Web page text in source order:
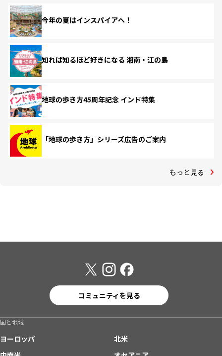
今年の夏はインスパイアへ！
知れば知るほど好きになる 湘南・江の島
地球の歩き方45周年記念 インド特集
「地球の歩き方」シリーズ広告のご案内
もっと見る
コミュニティを見る
国と地域
ヨーロッパ
北米